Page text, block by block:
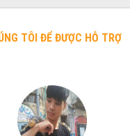
TÔI ĐỂ ĐƯỢC HỖ TRỢ